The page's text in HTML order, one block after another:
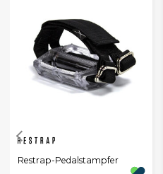
Restrap-Pedalstampfer